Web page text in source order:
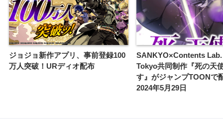
ジョジョ新作アプリ、事前登録100
万人突破！URディオ配布
SANKYO×Contents
Tokyo共同制作『死の天
す』がジャンプTOONで
2024年5月29日